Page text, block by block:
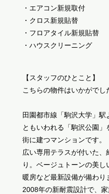
・エアコン新規取付
・クロス新規貼替
・フロアタイル新規貼替
・ハウスクリーニング
【スタッフのひとこと】
こちらの物件はいかがでし
田園都市線「駒沢大学」
ともいわれる「駒沢公園
街に建つマンションです。
広い専用テラスが付いた
り。ベージュトーンの美
暖房など最新設備が備わり
2008年の新耐震設計で、